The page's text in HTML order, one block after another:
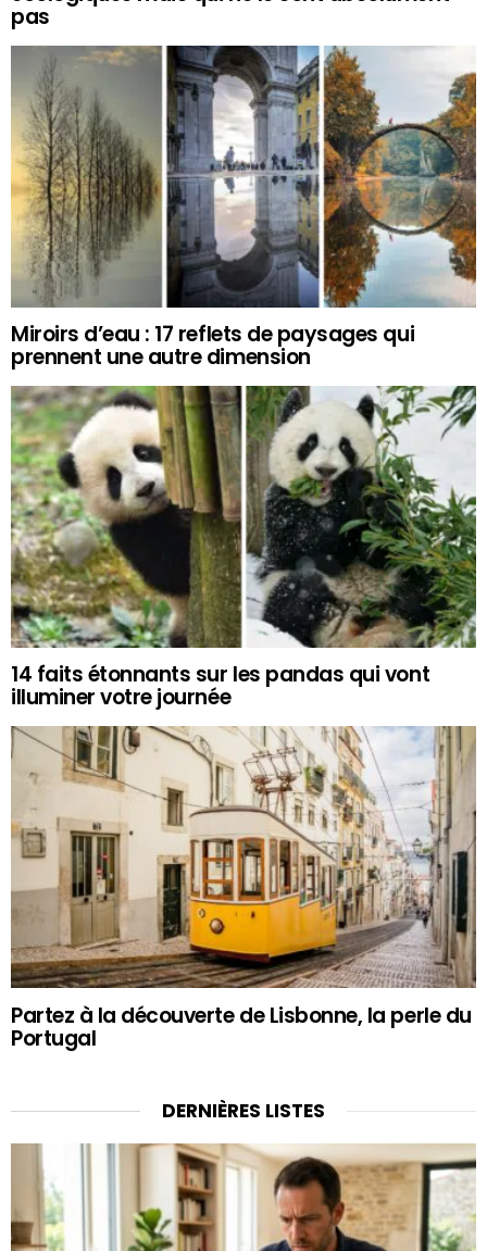
pas
Miroirs d’eau : 17 reflets de paysages qui
prennent une autre dimension
14 faits étonnants sur les pandas qui vont
illuminer votre journée
Partez à la découverte de Lisbonne, la perle du
Portugal
DERNIÈRES LISTES